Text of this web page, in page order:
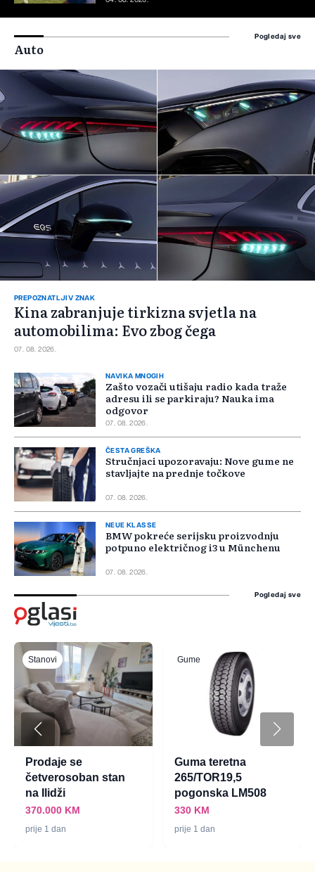
Pogledaj sve
Auto
PREPOZNATLJIV ZNAK
Kina zabranjuje tirkizna svjetla na
automobilima: Evo zbog čega
07. 08. 2026.
NAVIKA MNOGIH
Zašto vozači utišaju radio kada traže
adresu ili se parkiraju? Nauka ima
odgovor
07. 08. 2026.
ČESTA GREŠKA
Stručnjaci upozoravaju: Nove gume ne
stavljajte na prednje točkove
07. 08. 2026.
NEUE KLASSE
BMW pokreće serijsku proizvodnju
potpuno električnog i3 u Münchenu
07. 08. 2026.
Pogledaj sve
Kućanski aparati
Sjeckalica sa
dodacima MB756G31
134,95 KM
prije 1 dan
Školski pribor
Voštane bojice na
odvrtanje Pentonic
Twistick, 12 kom,
Linc
11,06 KM
prije 1 dan